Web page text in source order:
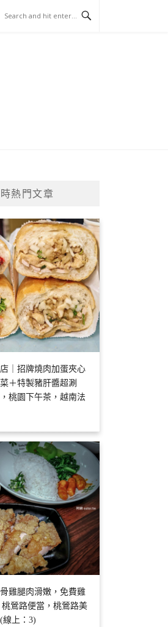
熱門文章
｜招牌燒肉加蛋夾心
＋特製豬肝醬超涮
桃園下午茶，越南法
雞腿肉滑嫩，免費雞
鶯路便當，桃鶯路美
線上：3)